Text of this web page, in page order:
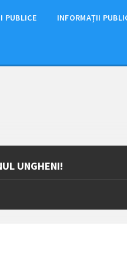
PUBLICE INFORMAȚII
UNGHENI!